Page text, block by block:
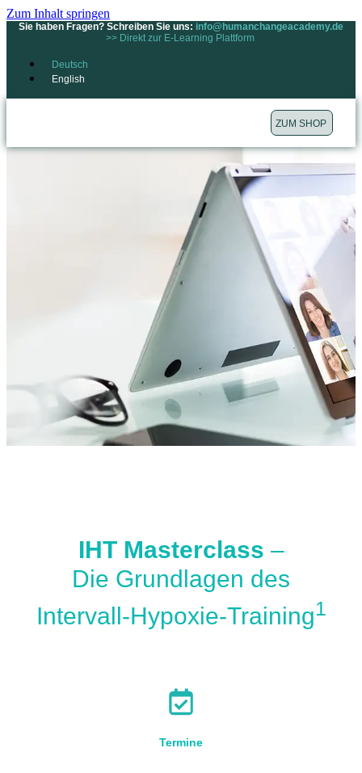
Zum Inhalt springen
Sie haben Fragen? Schreiben Sie uns: info@humanchangeacademy.de
>> Direkt zur E-Learning Plattform
Deutsch
English
ZUM SHOP
IHT Masterclass –
Die Grundlagen des
Intervall-Hypoxie-Training1
Termine